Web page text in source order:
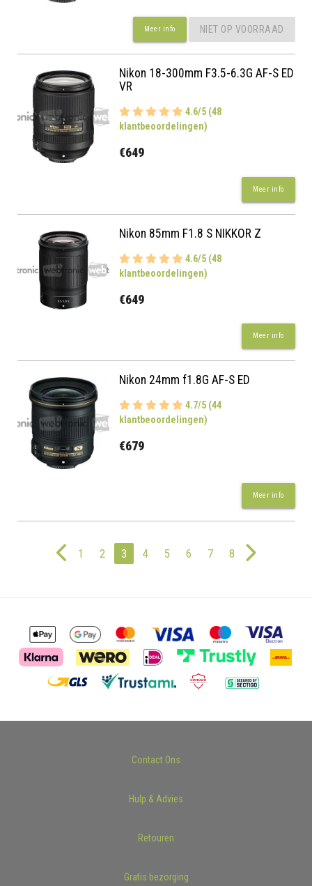
Meer info NIET OP VOORRAAD
Nikon 18-300mm F3.5-6.3G AF-S ED
VR
4.6/5 (48
klantbeoordelingen)
€649
Meer info
Nikon 85mm F1.8 S NIKKOR Z
4.6/5 (48
klantbeoordelingen)
€649
Meer info
Nikon 24mm f1.8G AF-S ED
4.7/5 (44
klantbeoordelingen)
€679
Meer info
1 2 3 4 5 6 7 8
Contact Ons
Hulp & Advies
Retouren
Gratis bezorging